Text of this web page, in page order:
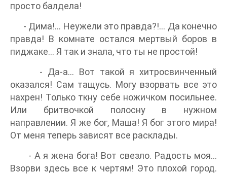
просто балдела!
- Дима!... Неужели это правда?!... Да конечно
правда! В комнате остался мертвый боров в
пиджаке… Я так и знала, что ты не простой!
- Да-а… Вот такой я хитросвинченный
оказался! Сам тащусь. Могу взорвать все это
нахрен! Только ткну себе ножичком посильнее.
Или бритвочкой полосну в нужном
направлении. Я же бог, Маша! Я бог этого мира!
От меня теперь зависят все расклады.
- А я жена бога! Вот свезло. Радость моя…
Взорви здесь все к чертям! Это плохой город.